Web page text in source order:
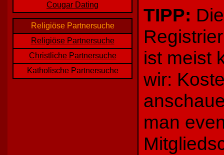
Cougar Dating
Religiöse Partnersuche
Religiöse Partnersuche
Christliche Partnersuche
Katholische Partnersuche
TIPP:
ist meist
wir:
man